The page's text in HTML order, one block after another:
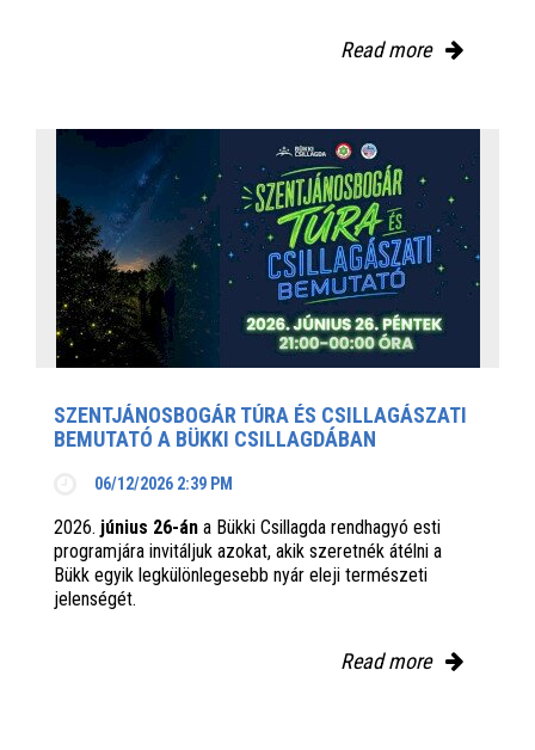
Read more
SZENTJÁNOSBOGÁR TÚRA ÉS CSILLAGÁSZATI
BEMUTATÓ A BÜKKI CSILLAGDÁBAN
06/12/2026 2:39 PM
2026. június 26-án a Bükki Csillagda rendhagyó esti
programjára invitáljuk azokat, akik szeretnék átélni a
Bükk egyik legkülönlegesebb nyár eleji természeti
jelenségét.
Read more